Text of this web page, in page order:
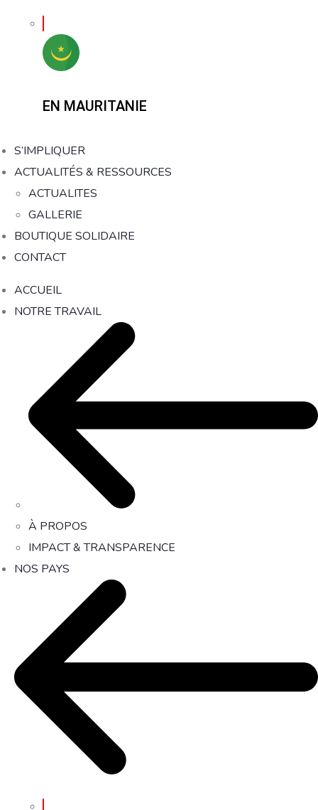
EN MAURITANIE
S’IMPLIQUER
ACTUALITÉS & RESSOURCES
ACTUALITES
GALLERIE
BOUTIQUE SOLIDAIRE
CONTACT
ACCUEIL
NOTRE TRAVAIL
À PROPOS
IMPACT & TRANSPARENCE
NOS PAYS